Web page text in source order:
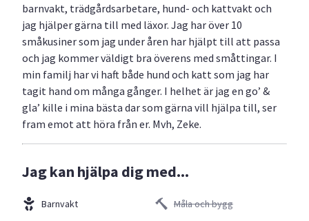
barnvakt, trädgårdsarbetare, hund- och kattvakt och
jag hjälper gärna till med läxor. Jag har över 10
småkusiner som jag under åren har hjälpt till att passa
och jag kommer väldigt bra överens med småttingar. I
min familj har vi haft både hund och katt som jag har
tagit hand om många gånger. I helhet är jag en go’ &
gla’ kille i mina bästa dar som gärna vill hjälpa till, ser
fram emot att höra från er. Mvh, Zeke.
Jag kan hjälpa dig med...
Barnvakt
Måla och bygg